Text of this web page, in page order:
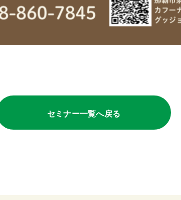
セミナー一覧へ戻る